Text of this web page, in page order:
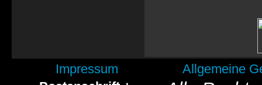
Impressum
Allgemeine